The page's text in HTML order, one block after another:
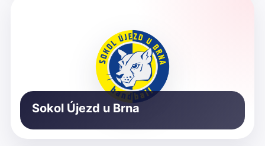
Sokol Újezd u Brna